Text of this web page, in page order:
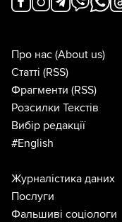
Про нас (About us)
Статті (RSS)
Фрагменти (RSS)
Розсилки Текстів
Вибір редакції
#English
Журналістика даних
Послуги
Фальшиві соціологи